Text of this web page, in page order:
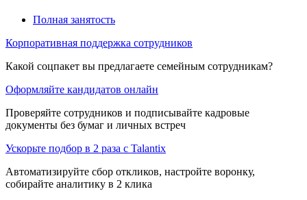
Полная занятость
Корпоративная поддержка сотрудников
Какой соцпакет вы предлагаете семейным сотрудникам?
Оформляйте кандидатов онлайн
Проверяйте сотрудников и подписывайте кадровые
документы без бумаг и личных встреч
Ускорьте подбор в 2 раза с Talantix
Автоматизируйте сбор откликов, настройте воронку,
собирайте аналитику в 2 клика